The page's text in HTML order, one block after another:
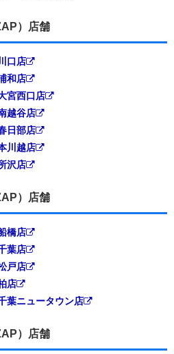
）店舗
口店
和店
宮西口店
越谷店
日部店
川越店
沢店
）店舗
橋店
葉店
戸店
店
葉ニュータウン店
）店舗